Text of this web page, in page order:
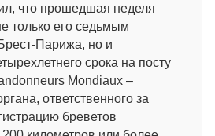
что прошедшая неделя
только его седьмым
Парижа, но и
срока на посту
Mondiaux –
ответственного за
бреветов